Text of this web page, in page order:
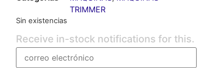
TRIMMER
Sin existencias
Receive in-stock notifications for this.